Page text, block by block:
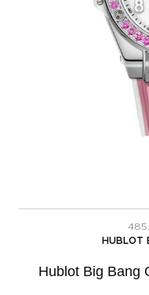
HUBLOT
Hublot Big Bang